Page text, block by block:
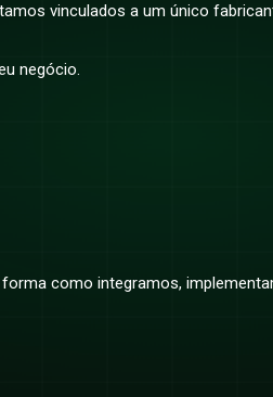
vinculados a um único
negócio.
como integramos,